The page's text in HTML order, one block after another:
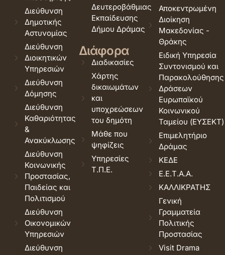
Διεύθυνση
Δημοτικής
Αστυνομίας
Διεύθυνση
Διοικητικών
Υπηρεσιών
Διεύθυνση
Δόμησης
Διεύθυνση
Καθαριότητας
&
Ανακύκλωσης
Διεύθυνση
Κοινωνικής
Προστασίας,
Παιδείας και
Πολιτισμού
Διεύθυνση
Οικονομικών
Υπηρεσιών
Διεύθυνση
Δευτεροβάθμιας
Εκπαίδευσης
Δήμου Δράμας
Διάφορα
Διαδικασίες
Χάρτης
δικαιωμάτων
και
υποχρεώσεων
του δημότη
Μάθε που
ψηφίζεις
Υπηρεσίες
Τ.Π.Ε.
Αποκεντρωμένη
Διοίκηση
Μακεδονίας -
Θράκης
Ειδική Υπηρεσία
Συντονισμού και
Παρακολούθησης
Δράσεων
Ευρωπαϊκού
Κοινωνικού
Ταμείου (ΕΥΣΕΚΤ)
Επιμελητήριο
Δράμας
ΚΕΔΕ
Ε.Ε.Τ.Α.Α.
ΚΑΛΛΙΚΡΑΤΗΣ
Γενική
Γραμματεία
Πολιτικής
Προστασίας
Visit Drama